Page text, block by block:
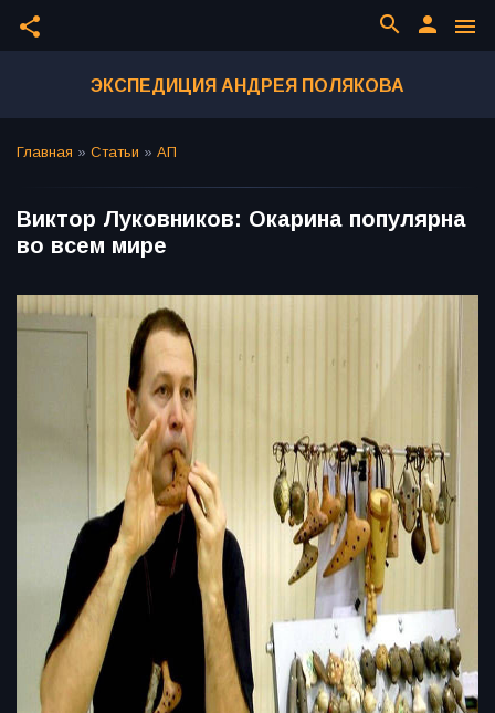
share menu
person
search
ЭКСПЕДИЦИЯ АНДРЕЯ ПОЛЯКОВА
Главная » Статьи » АП
Виктор Луковников: Окарина популярна
во всем мире